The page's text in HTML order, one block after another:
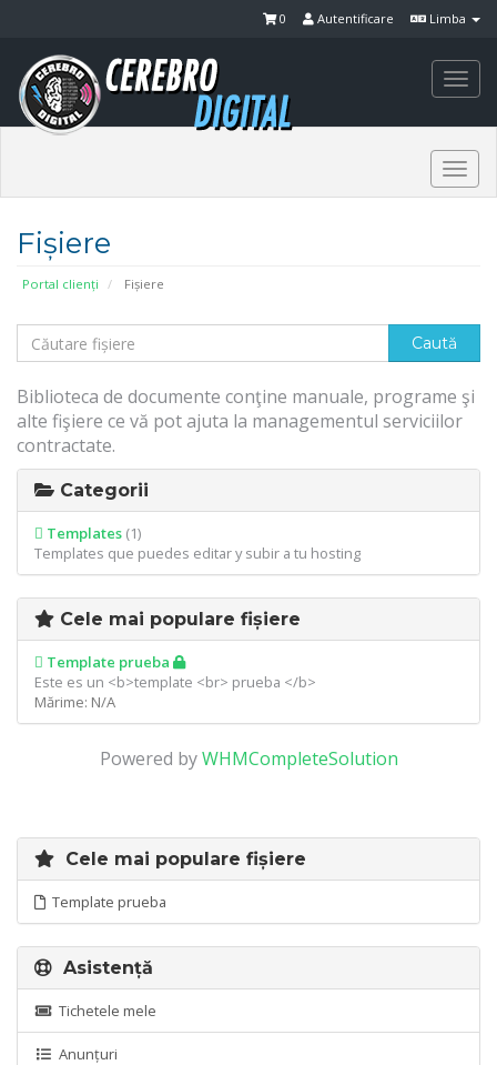
Limba
Autentificare
0
Fișiere
Portal clienți Fișiere
Biblioteca de documente conţine manuale, programe şi
alte fişiere ce vă pot ajuta la managementul serviciilor
contractate.
Categorii
Templates (1)
Templates que puedes editar y subir a tu hosting
Cele mai populare fișiere
Template prueba
Este es un <b>template <br> prueba </b>
Mărime: N/A
Powered byWHMCompleteSolution
Cele mai populare fișiere
Template prueba
Asistență
Tichetele mele
Anunțuri